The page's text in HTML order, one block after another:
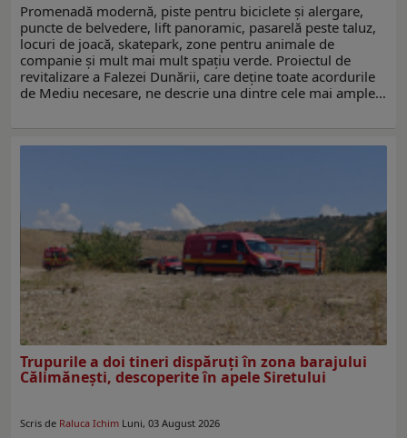
Promenadă modernă, piste pentru biciclete și alergare,
puncte de belvedere, lift panoramic, pasarelă peste taluz,
locuri de joacă, skatepark, zone pentru animale de
companie și mult mai mult spațiu verde. Proiectul de
revitalizare a Falezei Dunării, care deține toate acordurile
de Mediu necesare, ne descrie una dintre cele mai ample…
Trupurile a doi tineri dispăruți în zona barajului
Călimănești, descoperite în apele Siretului
Scris de Raluca Ichim Luni, 03 August 2026